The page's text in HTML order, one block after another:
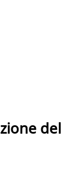
del